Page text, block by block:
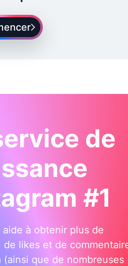
de
#1
aide à obtenir plus de
de likes et de
(ainsi que de nombreuses